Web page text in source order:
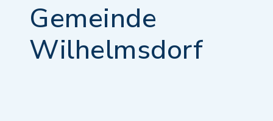
Gemeinde
Wilhelmsdorf